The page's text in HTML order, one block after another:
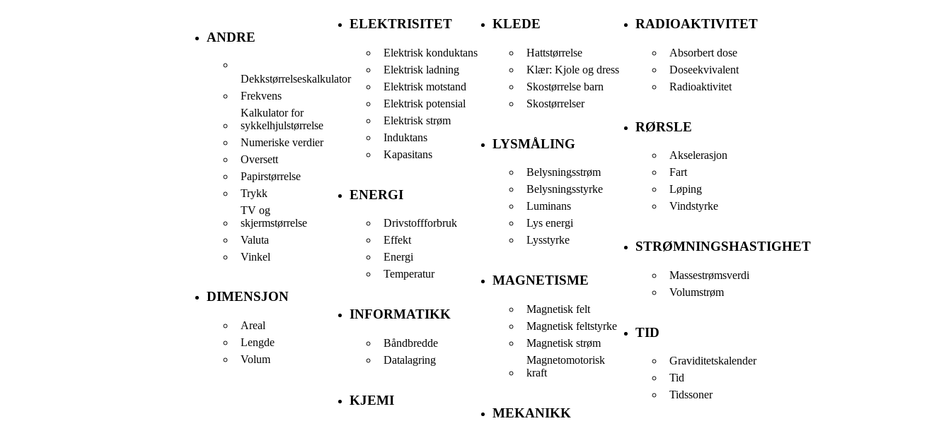
ANDRE
Dekkstørrelseskalkulator
Frekvens
Kalkulator for
sykkelhjulstørrelse
Numeriske verdier
Oversett
Papirstørrelse
Trykk
TV og
skjermstørrelse
Valuta
Vinkel
DIMENSJON
Areal
Lengde
Volum
ELEKTRISITET
Elektrisk konduktans
Elektrisk ladning
Elektrisk motstand
Elektrisk potensial
Elektrisk strøm
Induktans
Kapasitans
ENERGI
Drivstoffforbruk
Effekt
Energi
Temperatur
INFORMATIKK
Båndbredde
Datalagring
KJEMI
KLEDE
Hattstørrelse
Klær: Kjole og dress
Skostørrelse barn
Skostørrelser
LYSMÅLING
Belysningsstrøm
Belysningsstyrke
Luminans
Lys energi
Lysstyrke
MAGNETISME
Magnetisk felt
Magnetisk feltstyrke
Magnetisk strøm
Magnetomotorisk
kraft
MEKANIKK
RADIOAKTIVITET
Absorbert dose
Doseekvivalent
Radioaktivitet
RØRSLE
Akselerasjon
Fart
Løping
Vindstyrke
STRØMNINGSHASTIGHET
Massestrømsverdi
Volumstrøm
TID
Graviditetskalender
Tid
Tidssoner